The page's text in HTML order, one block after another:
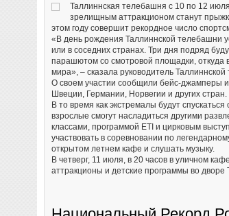
Таллиннская телебашня с 10 по 12
зрелищным аттракционом станут
этом году совершит рекордное число
«В день рождения Таллиннской телебашни
или в соседних странах. Три дня подряд
парашютом со смотровой площадки, откуда
мира», – сказала руководитель
О своем участии сообщили бейс-джамперы
Швеции, Германии, Норвегии и других стран.
В то время как экстремалы будут
взрослые смогут насладиться другими
классами, программой ETI и цирковым
участвовать в соревновании по
открытом летнем кафе и слушать музыку.
В четверг, 11 июля, в 20 часов в уличном
аттракционы и детские программы во